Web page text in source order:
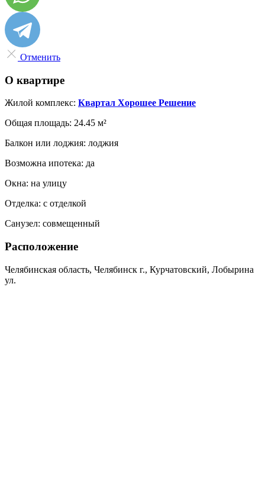
Отменить
О квартире
Жилой комплекс: Квартал Хорошее Решение
Общая площадь: 24.45 м²
Балкон или лоджия: лоджия
Возможна ипотека: да
Окна: на улицу
Отделка: с отделкой
Санузел: совмещенный
Расположение
Челябинская область, Челябинск г., Курчатовский, Лобырина
ул.